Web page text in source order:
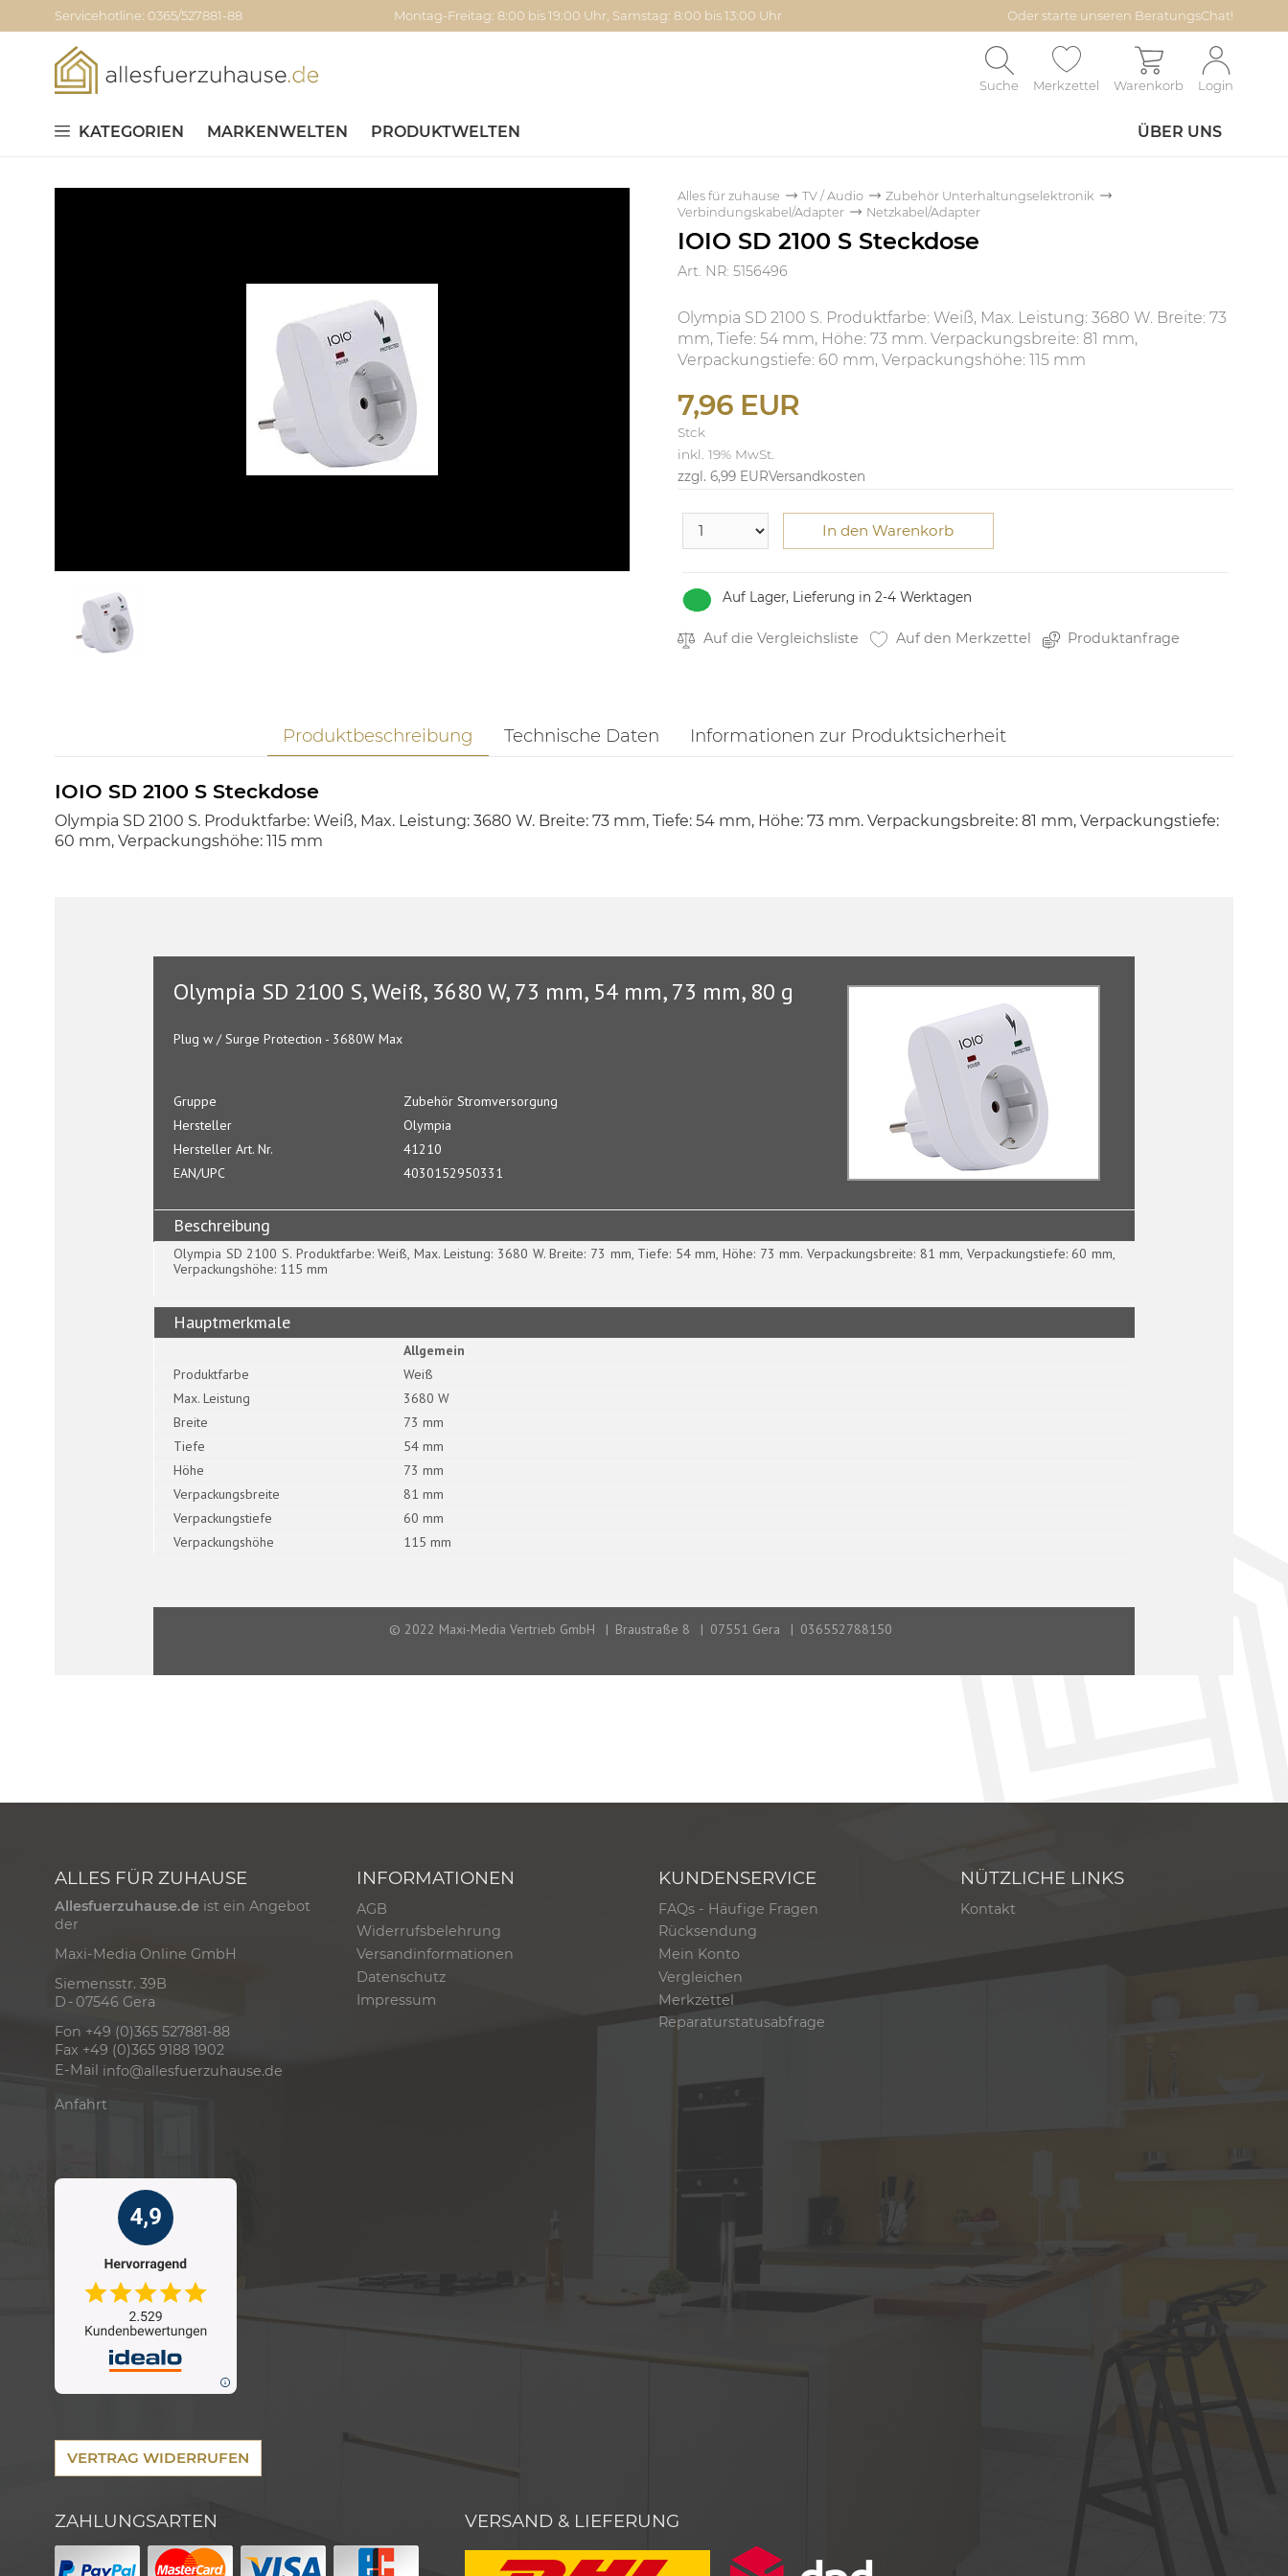
Servicehotline: 0365/527881-88 Montag-Freitag: 8:00 bis 19:00 Uhr, Samstag: 8:00 bis 13:00 Uhr Oder starte unseren BeratungsChat!
Suche Merkzettel Warenkorb Login
KATEGORIEN MARKENWELTEN PRODUKTWELTEN ÜBER UNS
Alles für zuhause TV / Audio
Zubehör Unterhaltungselektronik
Verbindungskabel/Adapter
Netzkabel/Adapter
IOIO SD 2100 S Steckdose
Art. NR: 5156496
Olympia SD 2100 S. Produktfarbe: Weiß, Max. Leistung: 3680 W. Breite: 73
mm, Tiefe: 54 mm, Höhe: 73 mm. Verpackungsbreite: 81 mm,
Verpackungstiefe: 60 mm, Verpackungshöhe: 115 mm
7,96 EUR
Stck
inkl. 19% MwSt.
zzgl. 6,99 EURVersandkosten
Auf Lager, Lieferung in 2-4 Werktagen
In den Warenkorb
Auf die Vergleichsliste Auf den Merkzettel Produktanfrage
Produktbeschreibung Technische Daten Informationen zur Produktsicherheit
IOIO SD 2100 S Steckdose
Olympia SD 2100 S. Produktfarbe: Weiß, Max. Leistung: 3680 W. Breite: 73 mm, Tiefe: 54 mm, Höhe: 73 mm. Verpackungsbreite: 81 mm, Verpackungstiefe:
60 mm, Verpackungshöhe: 115 mm
ALLES FÜR ZUHAUSE
Allesfuerzuhause.de ist ein Angebot
der
Maxi-Media Online GmbH
Siemensstr. 39B
D - 07546 Gera
Fon +49 (0)365 527881-88
Fax +49 (0)365 9188 1902
E-Mail info@allesfuerzuhause.de
Anfahrt
INFORMATIONEN
AGB
Widerrufsbelehrung
Versandinformationen
Datenschutz
Impressum
KUNDENSERVICE
FAQs - Häufige Fragen
Rücksendung
Mein Konto
Vergleichen
Merkzettel
Reparaturstatusabfrage
NÜTZLICHE LINKS
Kontakt
VERTRAG WIDERRUFEN
ZAHLUNGSARTEN VERSAND & LIEFERUNG